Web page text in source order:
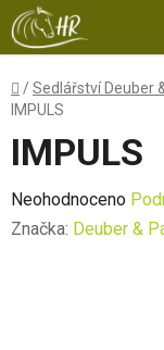
Přejít
na
obsah
Domů
/Sedlářství Deuber
IMPULS
IMPULS
Průměrné
hodnocení
Neohodnoceno
Značka: Deuber &